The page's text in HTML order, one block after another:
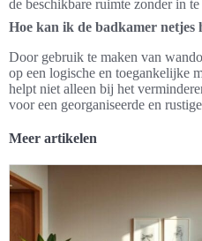
de beschikbare ruimte zonder in
Hoe kan ik de badkamer netjes
Door gebruik te maken van
op een logische en toegankelijke
helpt niet alleen bij het
voor een georganiseerde en
Meer artikelen